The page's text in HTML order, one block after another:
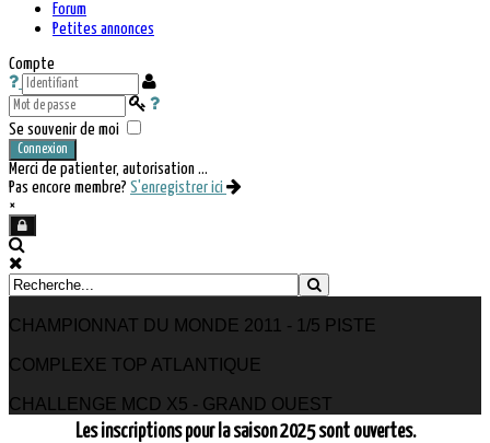
Forum
Petites annonces
Compte
Se souvenir de moi
Connexion
Merci de patienter, autorisation ...
Pas encore membre? S'enregistrer ici
×
CHAMPIONNAT DU MONDE 2011 - 1/5 PISTE
COMPLEXE TOP ATLANTIQUE
CHALLENGE MCD X5 - GRAND OUEST
Les inscriptions pour la saison 2025 sont ouvertes.